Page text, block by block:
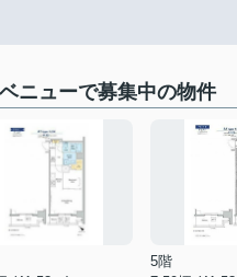
ニューで募集中の物件
5階